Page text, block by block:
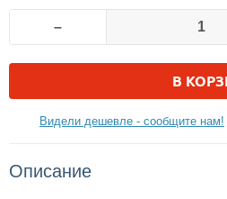
–
В
Видели дешевле - сообщите нам!
Описание